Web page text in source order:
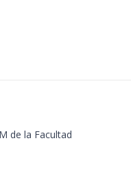
de la Facultad